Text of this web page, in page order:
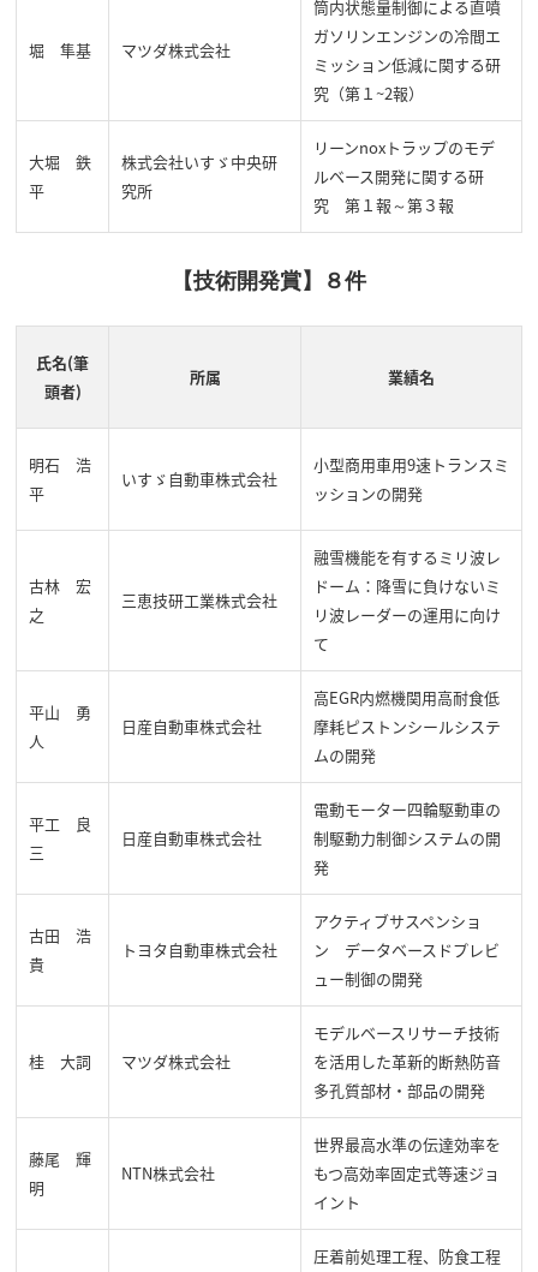
堀 隼基 マツダ株式会社
筒内状態量制御による直噴
ガソリンエンジンの冷間エ
ミッション低減に関する研
究（第１~2報）
大堀 鉄
平
株式会社いすゞ中央研
究所
リーンnoxトラップのモデ
ルベース開発に関する研
究 第１報～第３報
【技術開発賞】８件
氏名(筆
頭者)
所属 業績名
明石 浩
平
いすゞ自動車株式会社
小型商用車用9速トランスミ
ッションの開発
古林 宏
之
三恵技研工業株式会社
融雪機能を有するミリ波レ
ドーム：降雪に負けないミ
リ波レーダーの運用に向け
て
平山 勇
人
日産自動車株式会社
高EGR内燃機関用高耐食低
摩耗ピストンシールシステ
ムの開発
平工 良
三
日産自動車株式会社
電動モーター四輪駆動車の
制駆動力制御システムの開
発
古田 浩
貴
トヨタ自動車株式会社
アクティブサスペンショ
ン データベースドプレビ
ュー制御の開発
桂 大詞 マツダ株式会社
モデルベースリサーチ技術
を活用した革新的断熱防音
多孔質部材・部品の開発
藤尾 輝
明
NTN株式会社
世界最高水準の伝達効率を
もつ高効率固定式等速ジョ
イント
圧着前処理工程、防食工程